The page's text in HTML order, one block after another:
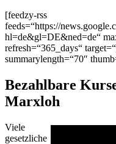
[feedzy-rss
feeds=“https://
hl=de&gl=DE&ned=de“
refresh=“365_days“
summarylength=“70″
Bezahlbare
Marxloh
Viele
gesetzliche